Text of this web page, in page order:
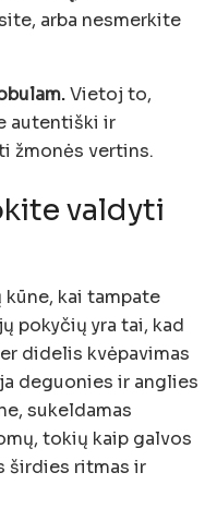
arba nesmerkite
Vietoj to,
autentiški ir
žmonės vertins.
valdyti
kai tampate
pokyčių yra tai, kad
didelis kvėpavimas
deguonies ir anglies
sukeldamas
tokių kaip galvos
širdies ritmas ir